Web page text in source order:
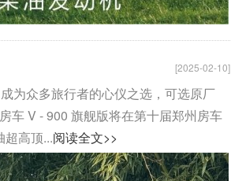
[2025-02-10]
为众多旅行者的心仪之选，可选原厂
车 V - 900 旗舰版将在第十届郑州房车
超高顶...阅读全文>>